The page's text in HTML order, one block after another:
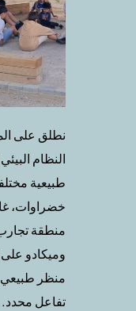
نطلق على
النظام
طبيعية
خضراوات،
منطقة
وميكادو
منظر طبيعي
تفاعل محدد.